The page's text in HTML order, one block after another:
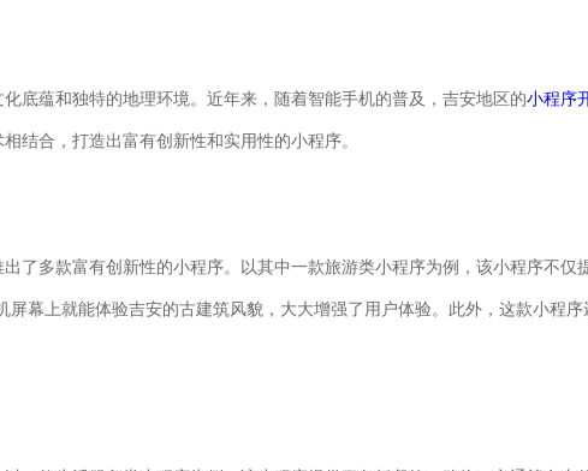
底蕴和独特的地理环境。近年来，随着智能手机的普及，吉安地区的小程序
结合，打造出富有创新性和实用性的小程序。
了多款富有创新性的小程序。以其中一款旅游类小程序为例，该小程序不仅
幕上就能体验吉安的古建筑风貌，大大增强了用户体验。此外，这款小程